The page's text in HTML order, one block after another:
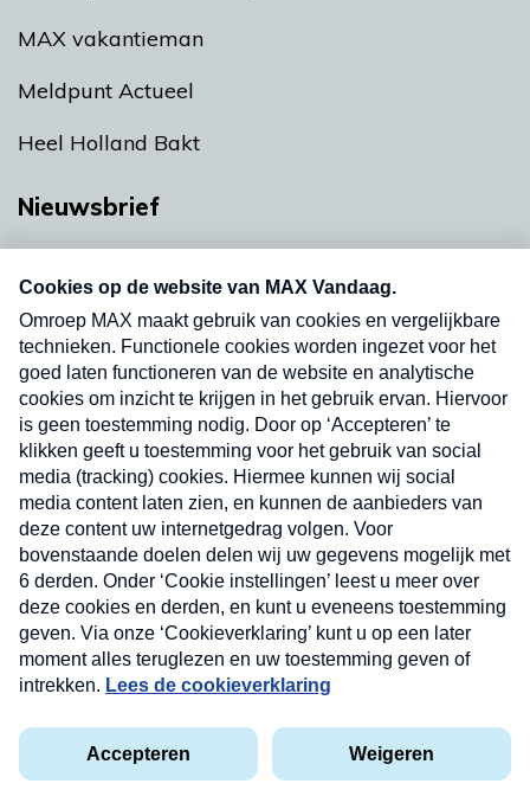
MAX vakantieman
Meldpunt Actueel
Heel Holland Bakt
Nieuwsbrief
nieuwsbrief. Elke vrijdag- en dinsdagochtend in
uw mailbox.
Verzend
Privacyverklaring
Cookieverklaring
Kwetsbaarheid melden
Nieuwsbrief
Neem hier een gratis abonnement op onze
nieuwsbrief. Elke vrijdag- en dinsdagochtend in uw